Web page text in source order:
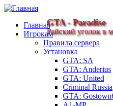
GTA - Paradise
Райский уголок в
Главная
Игрокам
Правила сервера
Установка
GTA: SA
GTA: Anderius
GTA: United
Criminal Russia
GTA: